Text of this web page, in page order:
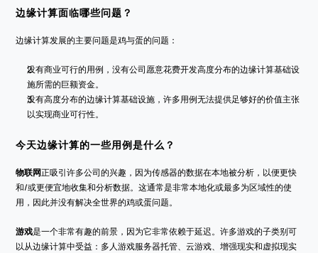
边缘计算面临哪些问题？
边缘计算发展的主要问题是鸡与蛋的问题：
没有商业可行的用例，没有公司愿意花费开发高度分布的边缘计算基础设
施所需的巨额资金。
没有高度分布的边缘计算基础设施，许多用例无法提供足够好的价值主张
以实现商业可行性。
今天边缘计算的一些用例是什么？
物联网正吸引许多公司的兴趣，因为传感器的数据在本地被分析，以便更快
和/或更便宜地收集和分析数据。这通常是非常本地化或最多为区域性的使
用，因此并没有解决全世界的鸡或蛋问题。
游戏是一个非常有趣的前景，因为它非常依赖于延迟。许多游戏的子类别可
以从边缘计算中受益：多人游戏服务器托管、云游戏、增强现实和虚拟现实